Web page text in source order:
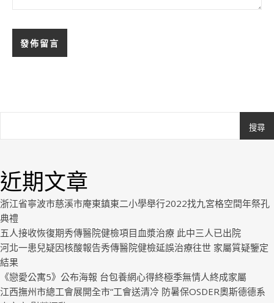
搜尋
近期文章
浙江省寧波市慈溪市庵東鎮東二小學舉行2022找九宮格空間年祭孔
典禮
五人接收恢復期秀傳醫院健檢項目血漿治療 此中三人已出院
河北一患兒疑因核酸報告秀傳醫院健檢延誤治療往世 家屬質疑鑒定
結果
《戀愛公寓5》公布海報 台包養網心得終極季無情人終成家屬
江西撫州市總工會展開全市“工會送清冷 防暑保OSDER奧斯德德系
Royal.